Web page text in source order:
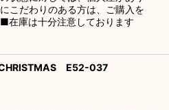
こだわりのある方は、ご購入を
在庫は十分注意しております
CHRISTMAS E52-037